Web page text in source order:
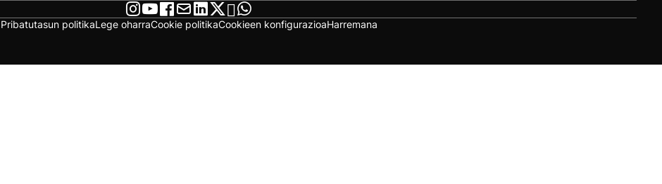
Pribatutasun politikaLege oharraCookie politikaCookieen konfigurazioaHarremana